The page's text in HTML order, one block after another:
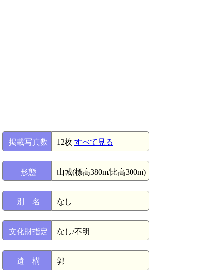
掲載写真数 12枚 すべて見る
形態 山城(標高380m/比高300m)
別 名 なし
文化財指定 なし/不明
遺 構 郭